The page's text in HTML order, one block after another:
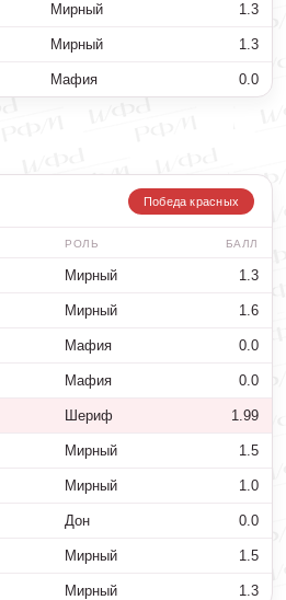
Мирный 1.3
Мирный 1.3
Мафия 0.0
Победа красных
РОЛЬ БАЛЛ
Мирный 1.3
Мирный 1.6
Мафия 0.0
Мафия 0.0
Шериф 1.99
Мирный 1.5
Мирный 1.0
Дон 0.0
Мирный 1.5
Мирный 1.3